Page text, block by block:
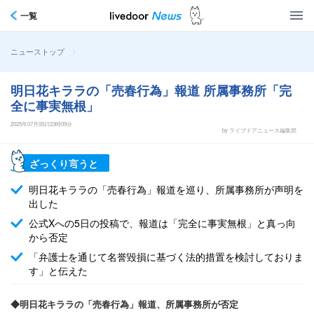
一覧
ニューストップ >
明日花キララの「売春行為」報道 所属事務所「完
全に事実無根」
2025年07月05日23時09分
by ライブドアニュース編集部
ざっくり言うと
明日花キララの「売春行為」報道を巡り、所属事務所が声明を
出した
公式Xへの5日の投稿で、報道は「完全に事実無根」と真っ向
から否定
「弁護士を通じて名誉毀損に基づく法的措置を検討しておりま
す」と伝えた
◆明日花キララの「売春行為」報道、所属事務所が否定